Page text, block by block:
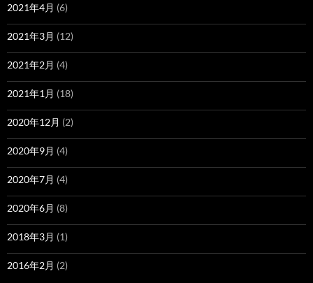
2021年4月 (6)
2021年3月 (12)
2021年2月 (4)
2021年1月 (18)
2020年12月 (2)
2020年9月 (4)
2020年7月 (4)
2020年6月 (8)
2018年3月 (1)
2016年2月 (2)